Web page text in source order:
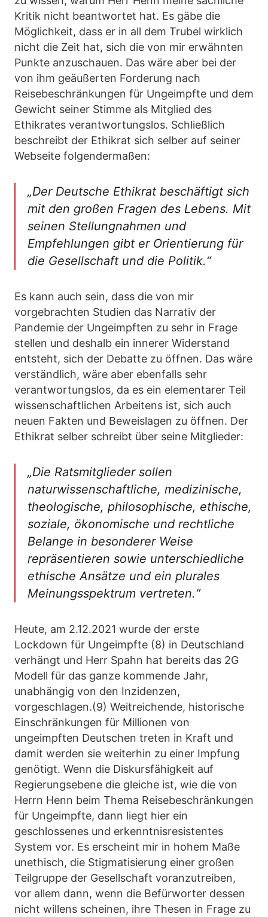
Kritik nicht beantwortet hat. Es gäbe die
Möglichkeit, dass er in all dem Trubel wirklich
nicht die Zeit hat, sich die von mir erwähnten
Punkte anzuschauen. Das wäre aber bei der
von ihm geäußerten Forderung nach
Reisebeschränkungen für Ungeimpfte und dem
Gewicht seiner Stimme als Mitglied des
Ethikrates verantwortungslos. Schließlich
beschreibt der Ethikrat sich selber auf seiner
Webseite folgendermaßen:
„Der Deutsche Ethikrat beschäftigt sich
mit den großen Fragen des Lebens. Mit
seinen Stellungnahmen und
Empfehlungen gibt er Orientierung für
die Gesellschaft und die Politik.“
Es kann auch sein, dass die von mir
vorgebrachten Studien das Narrativ der
Pandemie der Ungeimpften zu sehr in Frage
stellen und deshalb ein innerer Widerstand
entsteht, sich der Debatte zu öffnen. Das wäre
verständlich, wäre aber ebenfalls sehr
verantwortungslos, da es ein elementarer Teil
wissenschaftlichen Arbeitens ist, sich auch
neuen Fakten und Beweislagen zu öffnen. Der
Ethikrat selber schreibt über seine Mitglieder:
„Die Ratsmitglieder sollen
naturwissenschaftliche, medizinische,
theologische, philosophische, ethische,
soziale, ökonomische und rechtliche
Belange in besonderer Weise
repräsentieren sowie unterschiedliche
ethische Ansätze und ein plurales
Meinungsspektrum vertreten.“
Heute, am 2.12.2021 wurde der erste
Lockdown für Ungeimpfte (8) in Deutschland
verhängt und Herr Spahn hat bereits das 2G
Modell für das ganze kommende Jahr,
unabhängig von den Inzidenzen,
vorgeschlagen.(9) Weitreichende, historische
Einschränkungen für Millionen von
ungeimpften Deutschen treten in Kraft und
damit werden sie weiterhin zu einer Impfung
genötigt. Wenn die Diskursfähigkeit auf
Regierungsebene die gleiche ist, wie die von
Herrn Henn beim Thema Reisebeschränkungen
für Ungeimpfte, dann liegt hier ein
geschlossenes und erkenntnisresistentes
System vor. Es erscheint mir in hohem Maße
unethisch, die Stigmatisierung einer großen
Teilgruppe der Gesellschaft voranzutreiben,
vor allem dann, wenn die Befürworter dessen
nicht willens scheinen, ihre Thesen in Frage zu